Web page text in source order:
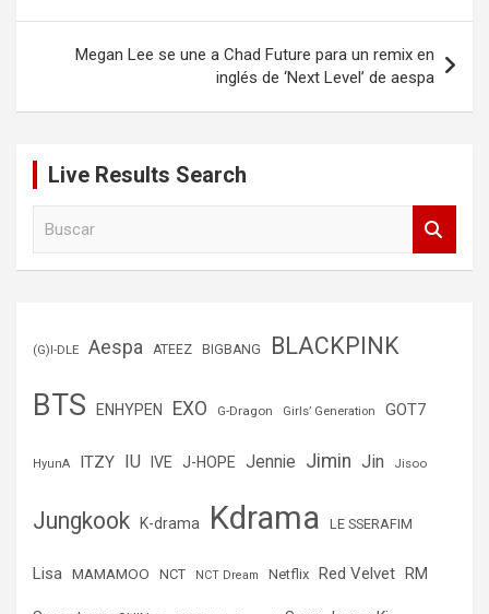
entradas
Megan Lee se une a Chad Future para un remix en
inglés de ‘Next Level’ de aespa
Live Results Search
(G)I-DLE Aespa ATEEZ BIGBANG BLACKPINK
BTS ENHYPEN EXO G-Dragon Girls’ Generation GOT7
HyunA ITZY IU IVE J-HOPE Jennie Jimin Jin Jisoo
Jungkook K-drama Kdrama LE SSERAFIM
Lisa MAMAMOO NCT NCT Dream Netflix Red Velvet RM